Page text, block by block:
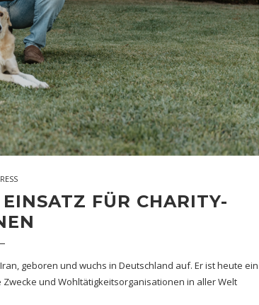
FÜR CHARITY-
geboren und wuchs in Deutschland auf. Er ist heute ein
und Wohltätigkeitsorganisationen in aller Welt